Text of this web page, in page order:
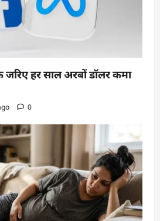
जरिए हर साल अरबों डॉलर कमा
0